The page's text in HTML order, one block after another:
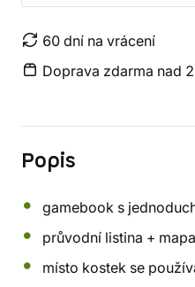
60 dní na vrácení
Doprava zdarma nad
Popis
gamebook s
průvodní listina +
místo kostek se